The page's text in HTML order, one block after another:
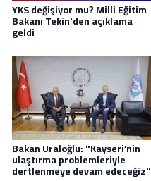
YKS değişiyor mu? Milli Eğitim
Bakanı Tekin'den açıklama
geldi
Bakan Uraloğlu: "Kayseri’nin
ulaştırma problemleriyle
dertlenmeye devam edeceğiz"